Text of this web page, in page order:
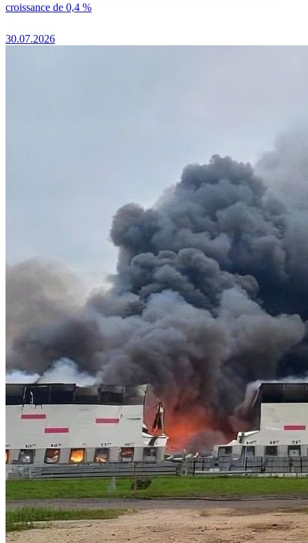
croissance de 0,4 %
30.07.2026